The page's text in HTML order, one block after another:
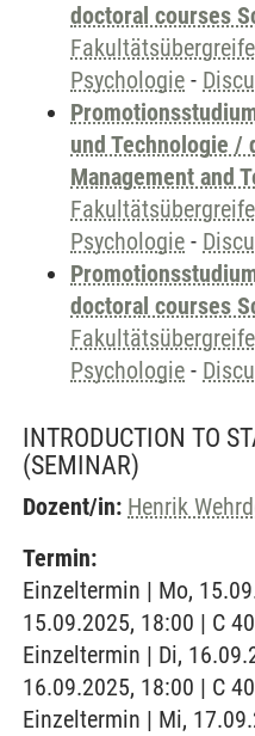
doctoral courses
Psychologie -
und Technologie /
Management and
Psychologie -
doctoral courses
Psychologie -
INTRODUCTION TO
(SEMINAR)
Dozent/in: Henrik
Termin:
Einzeltermin | Mo,
15.09.2025, 18:00 | C
Einzeltermin | Di,
16.09.2025, 18:00 | C
Einzeltermin | Mi,